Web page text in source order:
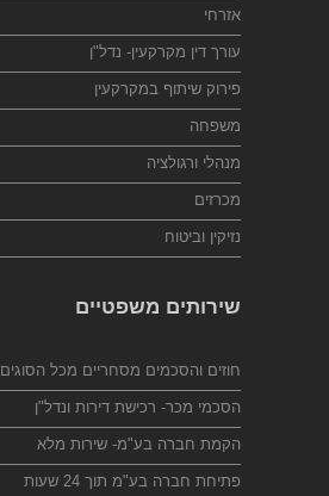
אזרחי
עורך דין מקרקעין- נדל"ן
פירוק שיתוף במקרקעין
משפחה
מנהלי ורגולציה
מכרזים
נזיקין וביטוח
שירותים משפטיים
חוזים והסכמים מסחריים מכל הסוגים
הסכמי מכר- רכישת דירות ונדל"ן
הקמת חברה בע"מ- שירות מלא
פתיחת חברה בע"מ תוך 24 שעות